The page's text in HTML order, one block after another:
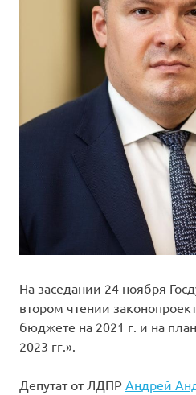
На заседании 24 ноября
втором чтении
бюджете на 2021 г. и на
2023 гг.».
Депутат от ЛДПР Андрей